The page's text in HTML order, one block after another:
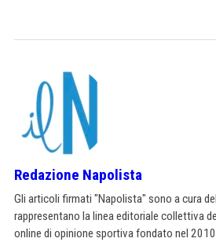
Redazione Napolista
Gli articoli firmati "Napolista" sono a cura
rappresentano la linea editoriale collettiva
online di opinione sportiva fondato nel